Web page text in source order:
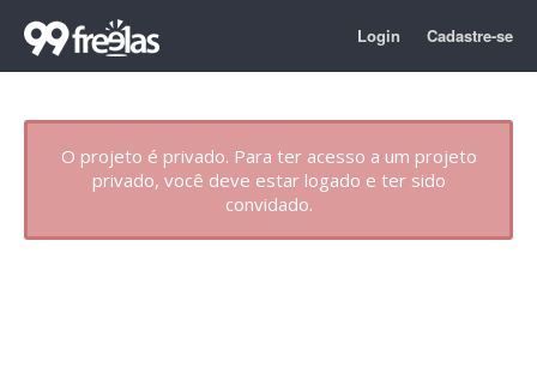
Login Cadastre-se
O projeto é privado. Para ter acesso a um projeto
privado, você deve estar logado e ter sido
convidado.